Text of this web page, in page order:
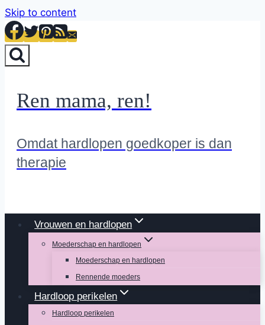
Skip to content
Ren mama, ren!
Omdat hardlopen goedkoper is dan
therapie
Vrouwen en hardlopen
Moederschap en hardlopen
Moederschap en hardlopen
Rennende moeders
Hardloop perikelen
Hardloop perikelen